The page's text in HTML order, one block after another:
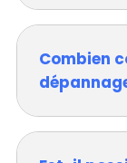
Combien